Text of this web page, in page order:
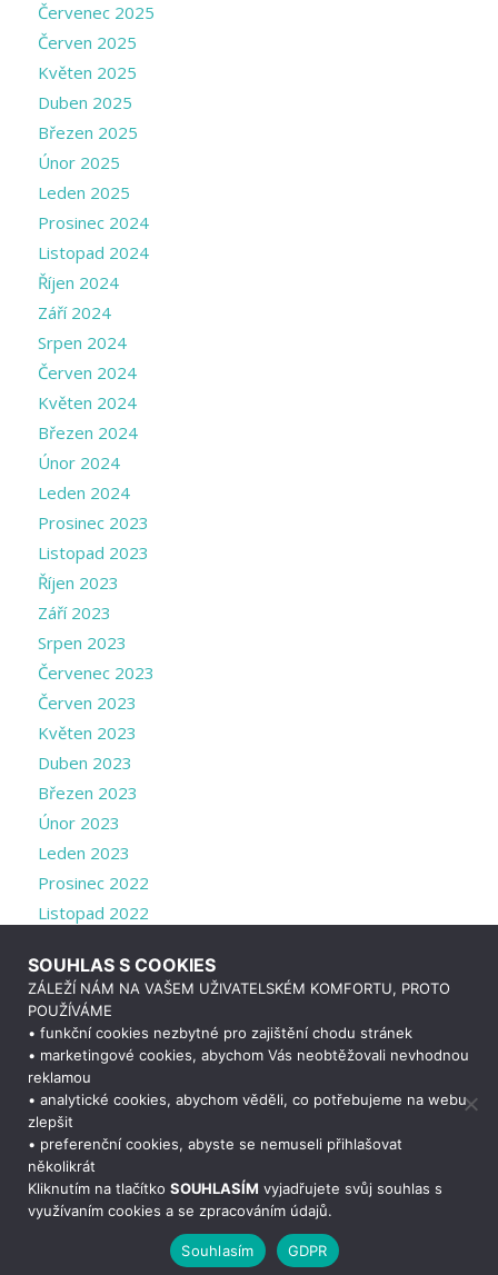
Červenec 2025
Červen 2025
Květen 2025
Duben 2025
Březen 2025
Únor 2025
Leden 2025
Prosinec 2024
Listopad 2024
Říjen 2024
Září 2024
Srpen 2024
Červen 2024
Květen 2024
Březen 2024
Únor 2024
Leden 2024
Prosinec 2023
Listopad 2023
Říjen 2023
Září 2023
Srpen 2023
Červenec 2023
Červen 2023
Květen 2023
Duben 2023
Březen 2023
Únor 2023
Leden 2023
Prosinec 2022
Listopad 2022
Září 2022
Srpen 2022
Červenec 2022
Duben 2022
Březen 2022
Enfold WordPress Theme by Kriesi
SOUHLAS S COOKIES
ZÁLEŽÍ NÁM NA VAŠEM UŽIVATELSKÉM KOMFORTU, PROTO
POUŽÍVÁME
• funkční cookies nezbytné pro zajištění chodu stránek
• marketingové cookies, abychom Vás neobtěžovali nevhodnou
reklamou
• analytické cookies, abychom věděli, co potřebujeme na webu
zlepšit
• preferenční cookies, abyste se nemuseli přihlašovat
několikrát
Kliknutím na tlačítko SOUHLASÍM vyjadřujete svůj souhlas s
využívaním cookies a se zpracováním údajů.
Souhlasím GDPR
Potřebujete poradit?Zeptejte se našeho